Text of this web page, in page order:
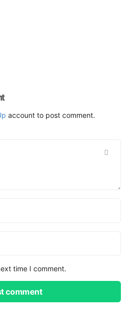
account to post comment.
time I comment.
comment